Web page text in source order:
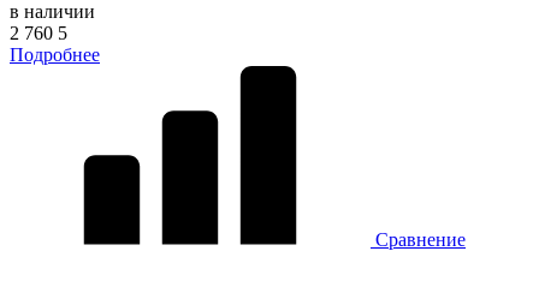
в наличии
2 760 5
Подробнее
Сравнение